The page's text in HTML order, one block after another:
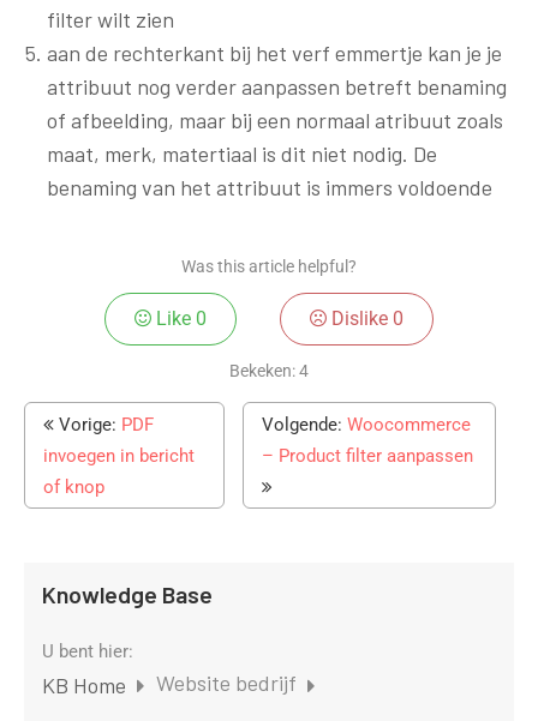
filter wilt zien
aan de rechterkant bij het verf emmertje kan je je
attribuut nog verder aanpassen betreft benaming
of afbeelding, maar bij een normaal atribuut zoals
maat, merk, matertiaal is dit niet nodig. De
benaming van het attribuut is immers voldoende
Was this article helpful?
Like 0 Dislike 0
Bekeken:4
Vorige: PDF
invoegen in bericht
of knop
Volgende:Woocommerce
– Product filter aanpassen
Knowledge Base
U bent hier:
KB Home Website bedrijf